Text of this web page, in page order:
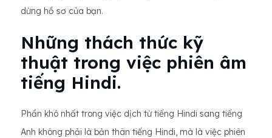
dừng hồ sơ của bạn.
Những thách thức kỹ
thuật trong việc phiên âm
tiếng Hindi.
Phần khó nhất trong việc dịch từ tiếng Hindi sang tiếng
Anh không phải là bản thân tiếng Hindi, mà là việc phiên